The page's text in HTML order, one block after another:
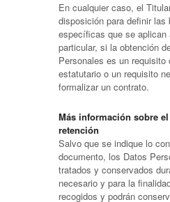
En cualquier caso, el
disposición para definir las
específicas que se
particular, si la obtención
Personales es un requisito
estatutario o un requisito
formalizar un contrato.
Más información sobre
retención
Salvo que se indique lo
documento, los Datos
tratados y conservados
necesario y para la
recogidos y podrán